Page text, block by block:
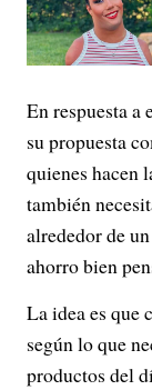
En respuesta a
su propuesta
quienes hacen
también
alrededor de
ahorro bien
La idea es que
según lo que
productos del